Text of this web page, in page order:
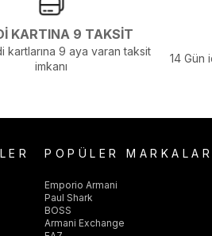
KARTINA 9 TAKSİT
kartlarına 9 aya varan taksit
imkanı
14 Gün
POPÜLER MARKALAR
Emporio Armani
Paul Shark
BOSS
Armani Exchange